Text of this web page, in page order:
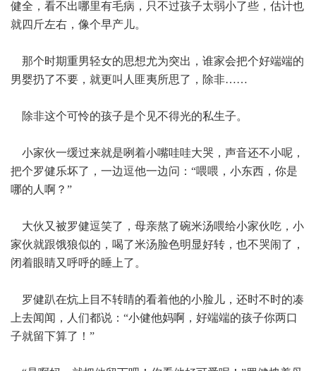
健全，看不出哪里有毛病，只不过孩子太弱小了些，估计也
就四斤左右，像个早产儿。
那个时期重男轻女的思想尤为突出，谁家会把个好端端的
男婴扔了不要，就更叫人匪夷所思了，除非……
除非这个可怜的孩子是个见不得光的私生子。
小家伙一缓过来就是咧着小嘴哇哇大哭，声音还不小呢，
把个罗健乐坏了，一边逗他一边问：“喂喂，小东西，你是
哪的人啊？”
大伙又被罗健逗笑了，母亲熬了碗米汤喂给小家伙吃，小
家伙就跟饿狼似的，喝了米汤脸色明显好转，也不哭闹了，
闭着眼睛又呼呼的睡上了。
罗健趴在炕上目不转睛的看着他的小脸儿，还时不时的凑
上去闻闻，人们都说：“小健他妈啊，好端端的孩子你两口
子就留下算了！”